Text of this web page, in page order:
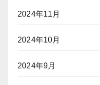
2024年11月
2024年10月
2024年9月